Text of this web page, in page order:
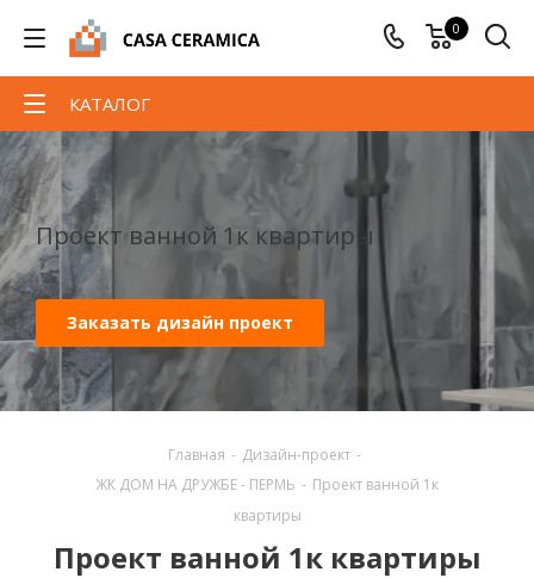
0
КАТАЛОГ
Проект ванной 1к квартиры
Заказать дизайн проект
Главная - Дизайн-проект -
ЖК ДОМ НА ДРУЖБЕ - ПЕРМЬ - Проект ванной 1к
квартиры
Проект ванной 1к квартиры